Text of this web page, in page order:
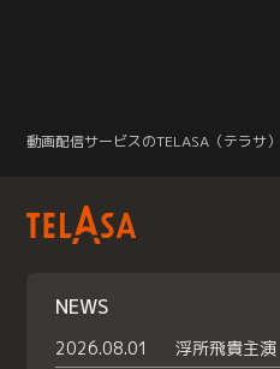
動画配信サービスのTELASA（テラサ）
NEWS
2026.08.01